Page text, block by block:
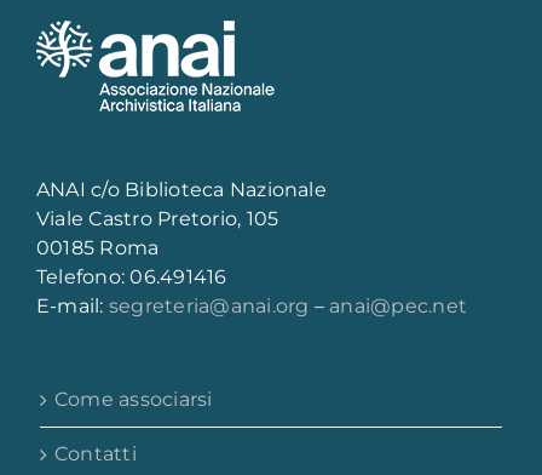
ANAI c/o Biblioteca Nazionale
Viale Castro Pretorio, 105
00185 Roma
Telefono: 06.491416
E-mail: segreteria@anai.org – anai@pec.net
Come associarsi
Contatti